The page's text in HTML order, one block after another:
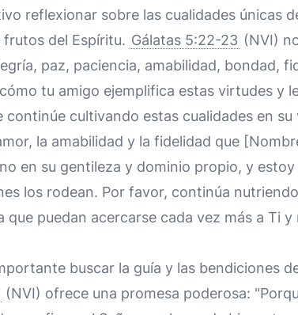
reflexionar sobre las cualidades únicas
del Espíritu. Gálatas 5:22-23 (NVI)
paz, paciencia, amabilidad, bondad,
tu amigo ejemplifica estas virtudes y
continúe cultivando estas cualidades en su
la amabilidad y la fidelidad que
en su gentileza y dominio propio, y
los rodean. Por favor, continúa
que puedan acercarse cada vez más a Ti
buscar la guía y las bendiciones
(NVI) ofrece una promesa poderosa: